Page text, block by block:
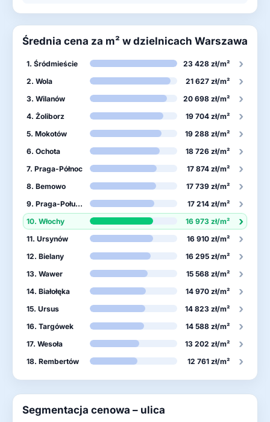
Średnia cena za m² w dzielnicach Warszawa
1. Śródmieście 23 428 zł/m² ›
2. Wola 21 627 zł/m² ›
3. Wilanów 20 698 zł/m² ›
4. Żoliborz 19 704 zł/m² ›
5. Mokotów 19 288 zł/m² ›
6. Ochota 18 726 zł/m² ›
7. Praga-Północ 17 874 zł/m² ›
8. Bemowo 17 739 zł/m² ›
9. Praga-Południe 17 214 zł/m² ›
10. Włochy 16 973 zł/m² ›
11. Ursynów 16 910 zł/m² ›
12. Bielany 16 295 zł/m² ›
13. Wawer 15 568 zł/m² ›
14. Białołęka 14 970 zł/m² ›
15. Ursus 14 823 zł/m² ›
16. Targówek 14 588 zł/m² ›
17. Wesoła 13 202 zł/m² ›
18. Rembertów 12 761 zł/m² ›
Segmentacja cenowa – ulica